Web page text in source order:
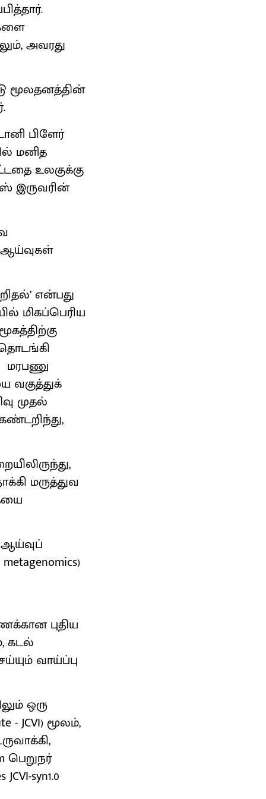
அவரது
மூலதனத்தின்
பிளேர்
மனித
உலகுக்கு
இருவரின்
ஆய்வுகள்
என்பது
மிகப்பெரிய
மரபணு
வகுத்துக்
முதல்
மருத்துவ
புதிய
கடல்
வாய்ப்பு
ஒரு
- JCVI) மூலம்,
பெறுநர்
syn1.0